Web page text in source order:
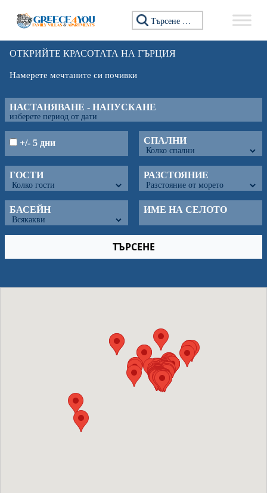
Търсене за:
ОТКРИЙТЕ КРАСОТАТА НА ГЪРЦИЯ
Намерете мечтаните си почивки
НАСТАНЯВАНЕ - НАПУСКАНЕ
СПАЛНИ
ГОСТИ РАЗСТОЯНИЕ
+/- 5 дни
БАСЕЙН ИМЕ НА СЕЛОТО